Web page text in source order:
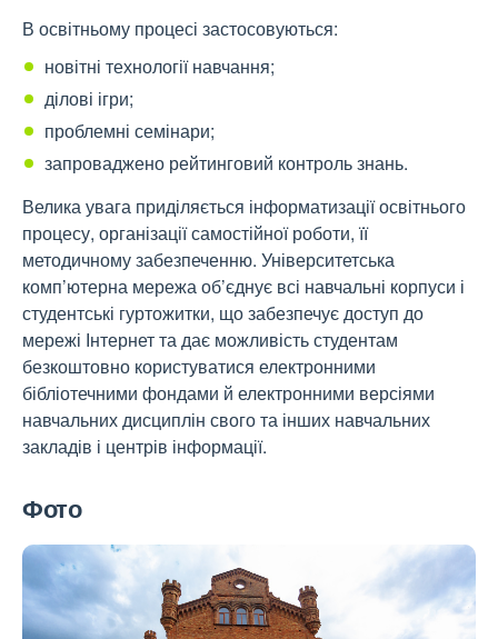
В освітньому процесі застосовуються:
новітні технології навчання;
ділові ігри;
проблемні семінари;
запроваджено рейтинговий контроль знань.
Велика увага приділяється інформатизації освітнього
процесу, організації самостійної роботи, її
методичному забезпеченню. Університетська
комп’ютерна мережа об’єднує всі навчальні корпуси і
студентські гуртожитки, що забезпечує доступ до
мережі Інтернет та дає можливість студентам
безкоштовно користуватися електронними
бібліотечними фондами й електронними версіями
навчальних дисциплін свого та інших навчальних
закладів і центрів інформації.
Фото